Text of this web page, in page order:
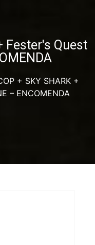
Fester's Quest
+ SKY SHARK +
– ENCOMENDA